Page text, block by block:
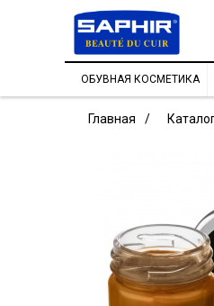
ОБУВНАЯ КОСМЕТИКА
Главная